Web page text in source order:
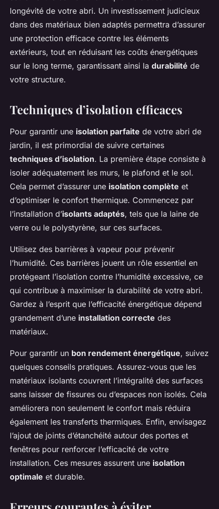
longévité de votre abri. Un investissement judicieux
dans des matériaux bien adaptés permettra d’assurer
une protection efficace contre les éléments
extérieurs, tout en réduisant les coûts énergétiques
sur le long terme, garantissant ainsi la durabilité de
votre structure.
Techniques d’isolation efficaces
Pour garantir une isolation parfaite de votre abri de
jardin, il est primordial de suivre certaines
techniques d’isolation. La première étape consiste à
isoler adéquatement les murs, le plafond et le sol.
Cela permet d’assurer une isolation complète et
d’optimiser le confort thermique. Commencez par
l’installation d’isolants adaptés, tels que la laine de
verre ou le polystyrène, sur ces surfaces.
Utilisez des barrières à vapeur pour prévenir
l’humidité. Ces barrières jouent un rôle essentiel en
protégeant l’isolation contre l’humidité excessive, ce
qui contribue à maximiser la durabilité de votre abri.
Gardez à l’esprit que l’efficacité énergétique dépend
grandement d’une installation correcte des
matériaux.
Pour garantir un bon rendement énergétique, suivez
quelques conseils pratiques. Assurez-vous que les
matériaux isolants couvrent l’intégralité des surfaces
sans laisser de fissures ou d’espaces non isolés. Cela
améliorera non seulement le confort mais réduira
également les transferts thermiques. Enfin, envisagez
l’ajout de joints d’étanchéité autour des portes et
fenêtres pour renforcer l’efficacité de votre
installation. Ces mesures assurent une isolation
optimale et durable.